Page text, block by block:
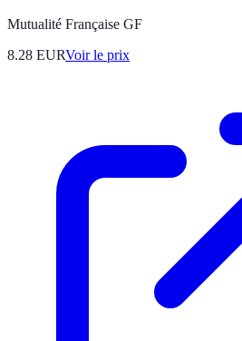
Mutualité Française GF
8.28 EURVoir le prix